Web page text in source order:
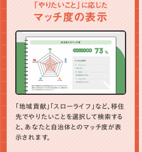
「やりたいこと」に応じた
マッチ度の表示
「地域貢献」「スローライフ」など、移住
先でやりたいことを選択して検索する
と、あなたと自治体とのマッチ度が表
示されます。